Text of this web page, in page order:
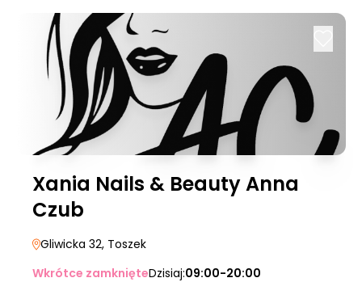
Xania Nails & Beauty Anna
Czub
Gliwicka 32, Toszek
Wkrótce zamknięteDzisiaj:09:00-20:00